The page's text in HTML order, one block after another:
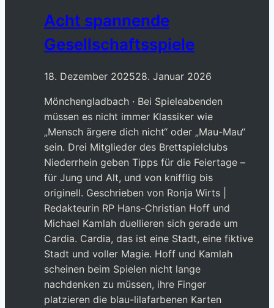
Acht spannende
Gesellschaftsspiele
18. Dezember 202528. Januar 2026
Mönchengladbach · Bei Spieleabenden
müssen es nicht immer Klassiker wie
„Mensch ärgere dich nicht“ oder „Mau-Mau“
sein. Drei Mitglieder des Brettspielclubs
Niederrhein geben Tipps für die Feiertage –
für Jung und Alt, und von knifflig bis
originell. Geschrieben von Ronja Wirts |
Redakteurin RP Hans-Christian Hoff und
Michael Kamlah duellieren sich gerade um
Cardia. Cardia, das ist eine Stadt, eine fiktive
Stadt und voller Magie. Hoff und Kamlah
scheinen beim Spielen nicht lange
nachdenken zu müssen, ihre Finger
platzieren die blau-lilafarbenen Karten